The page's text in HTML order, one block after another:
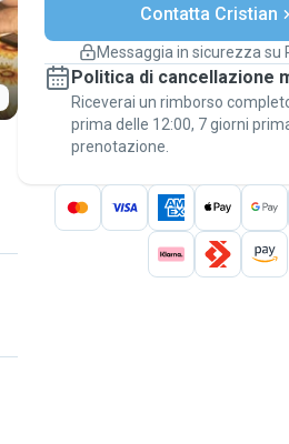
Assistenza se i
Prenotazioni
Stai su Pawshake - dal primo
pagamento - per attivare la
Pawshake.
Contatta Cristian
Messaggia in sicurezza su
Politica di cancellazione
Riceverai un rimborso
prima delle 12:00, 7 giorni
prenotazione.